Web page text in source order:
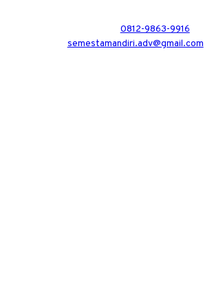
0812-9863-9916
semestamandiri.adv@gmail.com